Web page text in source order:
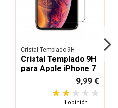
Cristal Templado 9H
Cristal Templado 9H
para Apple iPhone 7
9,99 €
1 opinión